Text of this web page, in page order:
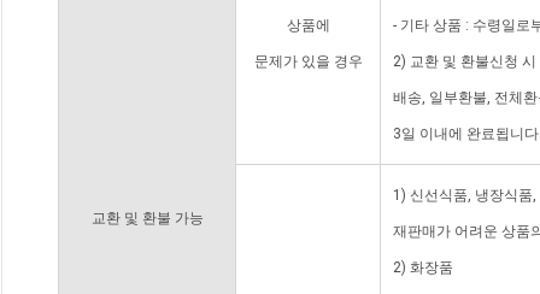
교환 및 환불 가능
상품에
문제가 있을 경우
- 기타 상품 : 수령일로
2) 교환 및 환불신청
배송, 일부환불, 전체
3일 이내에 완료됩니
1) 신선식품, 냉장식품
재판매가 어려운 상품
2) 화장품